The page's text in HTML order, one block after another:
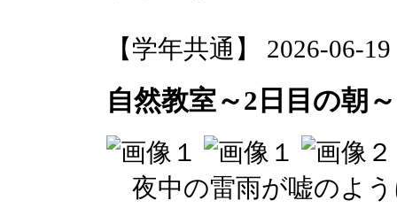
【学年共通】 2026-06-
自然教室～2日目の朝～
夜中の雷雨が嘘のよ